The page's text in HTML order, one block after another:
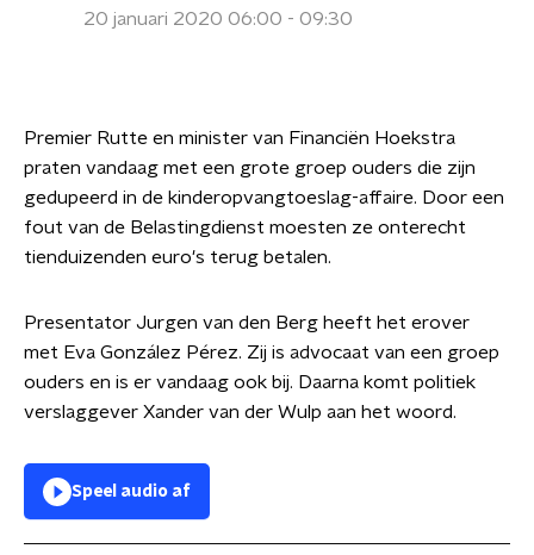
20 januari 2020 06:00 - 09:30
Premier Rutte en minister van Financiën Hoekstra
praten vandaag met een grote groep ouders die zijn
gedupeerd in de kinderopvangtoeslag-affaire. Door een
fout van de Belastingdienst moesten ze onterecht
tienduizenden euro's terug betalen.
Presentator Jurgen van den Berg heeft het erover
met Eva González Pérez. Zij is advocaat van een groep
ouders en is er vandaag ook bij. Daarna komt politiek
verslaggever Xander van der Wulp aan het woord.
Speel audio af